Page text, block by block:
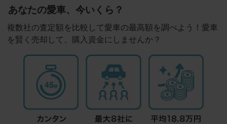
あなたの愛車、今いくら？
複数社の査定額を比較して愛車の最高額を調べよう！愛車
を賢く売却して、購入資金にしませんか？